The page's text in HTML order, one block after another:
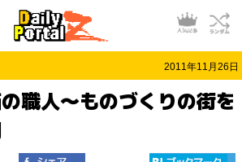
2011年11月26日
職人～ものづくりの街を